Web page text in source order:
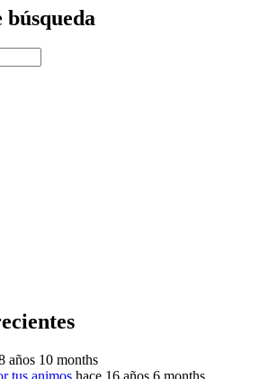
años 10 months
tus animos hace 16 años 6 months